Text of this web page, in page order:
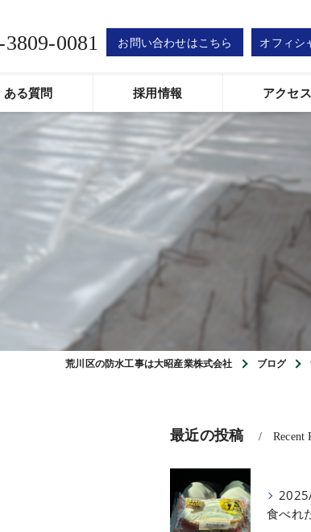
3809-0081 お問い合わせはこちら オフィシ
ある質問 採用情報 アクセス
大昭産業株式
荒川区の防水工事は大昭産業株式会社 ブログ
最近の投稿 Recent
食べれ